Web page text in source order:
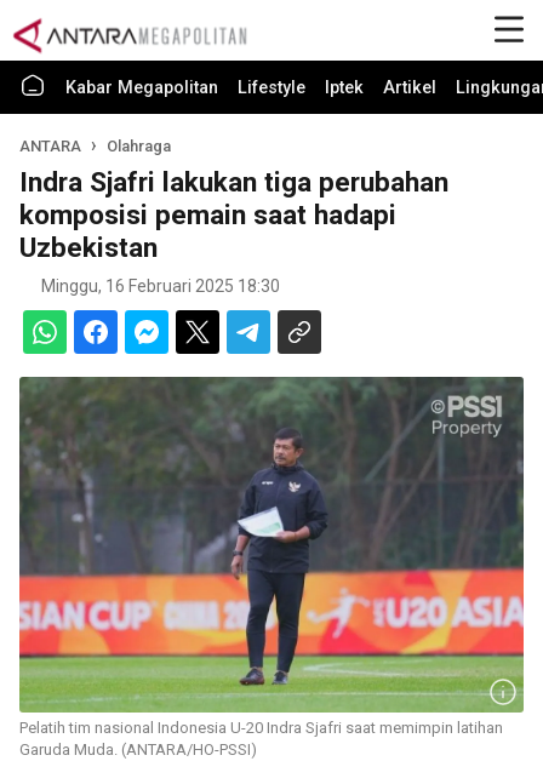
Kabar Megapolitan Lifestyle Iptek Artikel
ANTARA Olahraga
Indra Sjafri lakukan tiga perubahan
komposisi pemain saat hadapi
Uzbekistan
Minggu, 16 Februari 2025 18:30
Pelatih tim nasional Indonesia U-20 Indra Sjafri saat memimpin latihan
Garuda Muda. (ANTARA/HO-PSSI)